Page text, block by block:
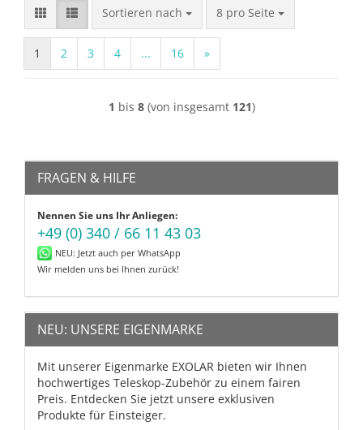
Sortieren nach
Sortieren nach 8 pro Seite
pro Seite
1 2 3 4 ... 16 »
1 bis 8(von insgesamt 121)
FRAGEN & HILFE
Nennen Sie uns Ihr Anliegen:
+49 (0) 340 / 66 11 43 03
NEU: Jetzt auch per WhatsApp
Wir melden uns bei Ihnen zurück!
NEU: UNSERE EIGENMARKE
Mit unserer Eigenmarke EXOLAR bieten wir Ihnen
hochwertiges Teleskop-Zubehör zu einem fairen
Preis. Entdecken Sie jetzt unsere exklusiven
Produkte für Einsteiger.